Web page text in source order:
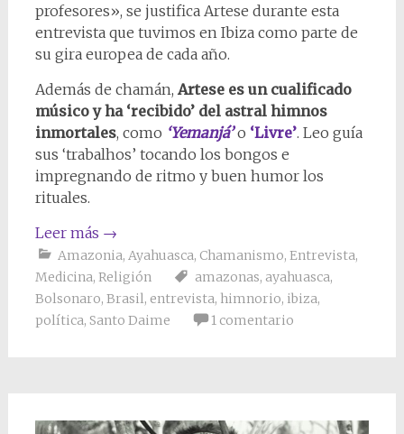
profesores», se justifica Artese durante esta
entrevista que tuvimos en Ibiza como parte de
su gira europea de cada año.
Además de chamán, Artese es un cualificado
músico y ha ‘recibido’ del astral himnos
inmortales, como ‘Yemanjá’o ‘Livre’. Leo guía
sus ‘trabalhos’ tocando los bongos e
impregnando de ritmo y buen humor los
rituales.
Leer más →
Amazonia, Ayahuasca, Chamanismo, Entrevista,
Medicina, Religión amazonas, ayahuasca,
Bolsonaro, Brasil, entrevista, himnorio, ibiza,
política, Santo Daime 1 comentario